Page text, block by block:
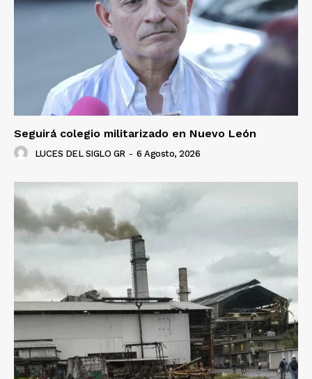
Seguirá colegio militarizado en Nuevo León
LUCES DEL SIGLO GR - 6 Agosto, 2026